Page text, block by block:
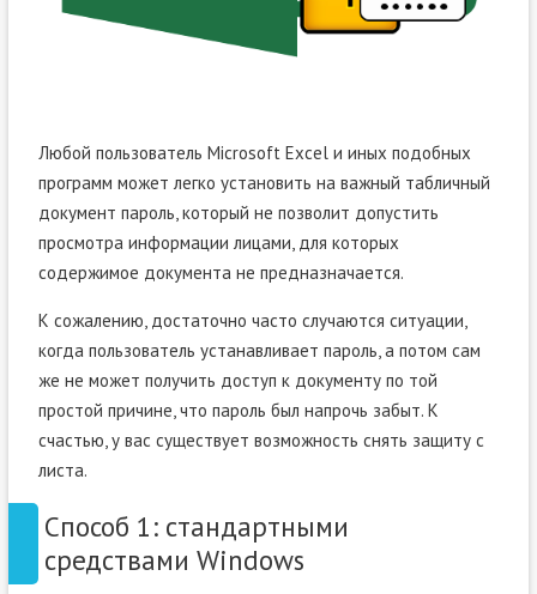
Любой пользователь Microsoft Excel и иных подобных
программ может легко установить на важный табличный
документ пароль, который не позволит допустить
просмотра информации лицами, для которых
содержимое документа не предназначается.
К сожалению, достаточно часто случаются ситуации,
когда пользователь устанавливает пароль, а потом сам
же не может получить доступ к документу по той
простой причине, что пароль был напрочь забыт. К
счастью, у вас существует возможность снять защиту с
листа.
Способ 1: стандартными
средствами Windows